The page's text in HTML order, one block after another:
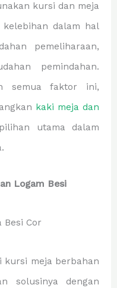
kursi dan meja
dalam hal
pemeliharaan,
pemindahan.
semua faktor ini,
kaki meja dan
utama dalam
Logam Besi
kursi meja berbahan
solusinya dengan